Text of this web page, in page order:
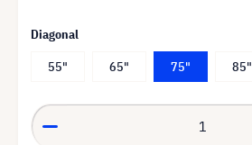
Diagonal
55"
65" 75" 85"